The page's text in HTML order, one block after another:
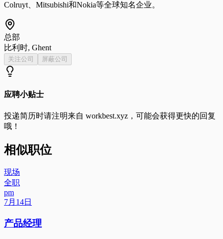
Colruyt、Mitsubishi和Nokia等全球知名企业。
总部
比利时, Ghent
关注公司 屏蔽公司
应聘小贴士
投递简历时请注明来自 workbest.xyz ，可能会获得更快的回复
哦！
相似职位
现场
全职
pm
7月14日
产品经理